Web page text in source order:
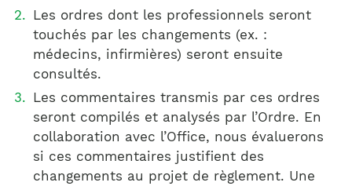
Les ordres dont les professionnels seront
touchés par les changements (ex. :
médecins, infirmières) seront ensuite
consultés.
Les commentaires transmis par ces ordres
seront compilés et analysés par l’Ordre. En
collaboration avec l’Office, nous évaluerons
si ces commentaires justifient des
changements au projet de règlement. Une